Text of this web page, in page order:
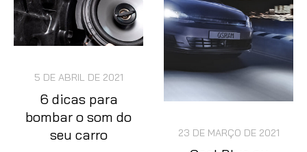
5 DE ABRIL DE 2021
6 dicas para
bombar o som do
seu carro
23 DE MARÇO DE 2021